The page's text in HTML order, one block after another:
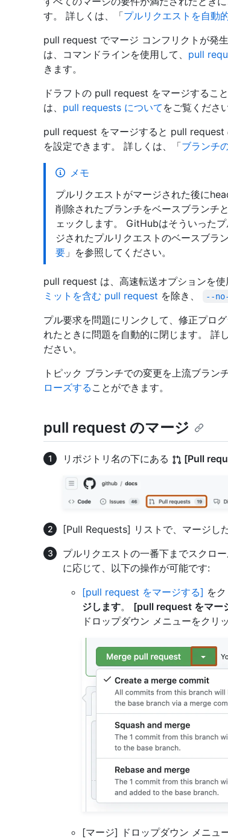
す。 詳しくは、「プルリクエストを自動
pull request でマージ コンフリクトが発
は、コマンドラインを使用して、 pull
きます。
ドラフトの pull request をマージするこ
は、 pull requests について をご覧ください
pull request をマージすると pull request
を設定できます。 詳しくは、「ブランチ
メモ
プルリクエストがマージされた後に
削除されたブランチをベースブランチ
ェックします。 GitHubはそういった
ジされたプルリクエストのベースブラ
要 」を参照してください。
pull request は、高速転送オプションを使
ミットを含む pull request を除き、 --
プル要求を問題にリンクして、修正プロ
れたときに問題を自動的に閉じます。 詳
ださい。
トピック ブランチでの変更を上流ブラン
ローズする ことができます。
pull request のマージ
リポジトリ名の下にある [Pull
[Pull Requests] リストで、マージし
プルリクエストの一番下までスクロ
に応じて、以下の操作が可能です:
[pull request をマージする] をク
ジします。 [pull request をマー
ドロップダウン メニューをクリ
[マージ] ドロップダウン メニュ